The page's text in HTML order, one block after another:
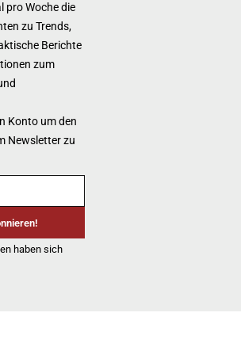
pro Woche die
zu Trends,
Berichte
zum
Konto um den
Newsletter zu
haben sich